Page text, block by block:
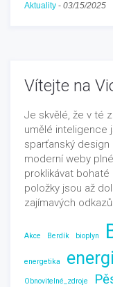
Aktuality - 03/15/2025
Vítejte na
Je skvělé, že v té
umělé inteligence
sparťanský design
moderní weby
proklikávat
položky jsou až
zajímavých
Akce Berdík bioplyn
energetika
Obnovitelné_zdroje